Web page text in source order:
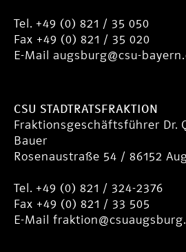
Tel. +49 (0) 821 / 35 050
Fax +49 (0) 821 / 35 020
E-Mail augsburg@csu-
CSU STADTRATSFRAKTION
Fraktionsgeschäftsführer Dr.
Bauer
Rosenaustraße 54 / 86152
Tel. +49 (0) 821 / 324-2376
Fax +49 (0) 821 / 33 505
E-Mail